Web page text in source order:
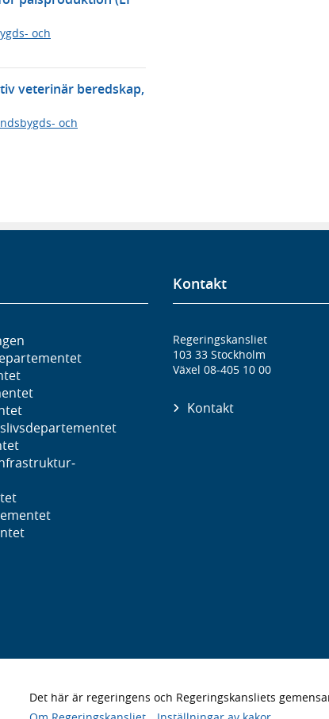
och
veterinär beredskap,
och
Kontakt
Regeringskansliet
103 33 Stockholm
Växel 08-405 10 00
Kontakt
Det här är regeringens och Regeringskansliets